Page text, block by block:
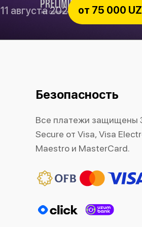
от 75 000
Paxtakor vs Al-Hussein
11 августа 2026
Безопасность
Все платежи защищены
Secure от Visa, Visa
Maestro и MasterCard.